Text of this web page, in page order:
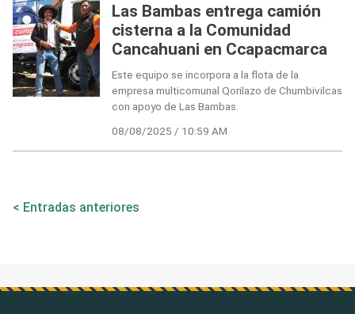
Las Bambas entrega camión
cisterna a la Comunidad
Cancahuani en Ccapacmarca
Este equipo se incorpora a la flota de la
empresa multicomunal Qorilazo de Chumbivilcas
con apoyo de Las Bambas.
08/08/2025 / 10:59 AM
Navegación
Entradas anteriores